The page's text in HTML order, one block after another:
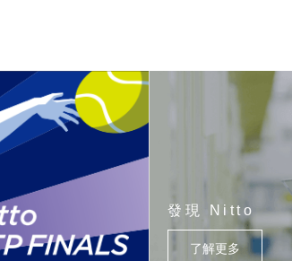
發現 Nitto
了解更多